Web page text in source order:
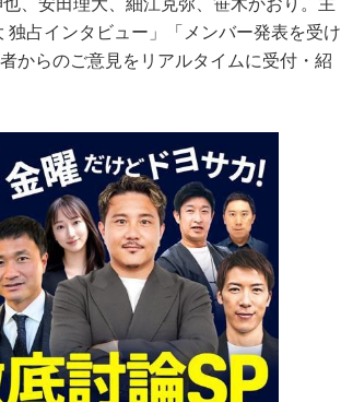
、安田理大、細江克弥、笹木かおり。主
占インタビュー」「メンバー発表を受け
からのご意見をリアルタイムに受付・紹